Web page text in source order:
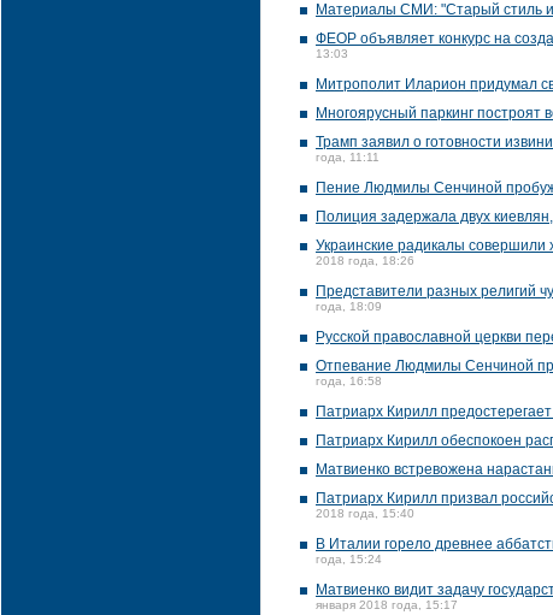
Материалы СМИ: "Старый стиль
ФЕОР объявляет конкурс на
13:03
Митрополит Иларион придумал
Многоярусный паркинг построят
Трамп заявил о готовности
года, 11:11
Пение Людмилы Сенчиной
Полиция задержала двух
Украинские радикалы совершили
2018 года, 18:26
Представители разных религий
года, 18:09
Русской православной церкви
Отпевание Людмилы Сенчиной
года, 16:58
Патриарх Кирилл
Патриарх Кирилл обеспокоен
Матвиенко встревожена
Патриарх Кирилл призвал
2018 года, 15:40
В Италии горело древнее
года, 15:24
Матвиенко видит задачу
января 2018 года, 15:17